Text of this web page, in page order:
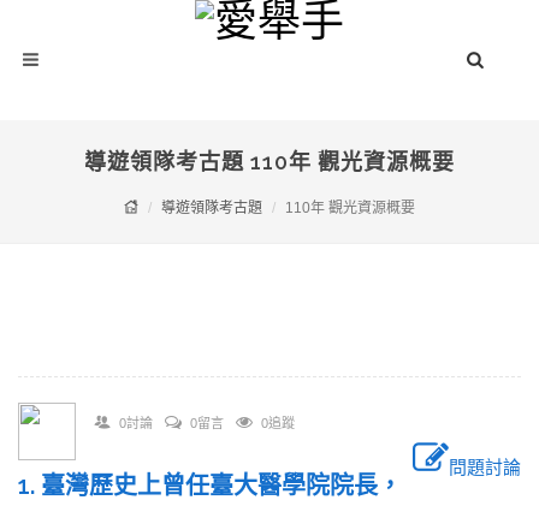
導遊領隊考古題 110年 觀光資源概要
導遊領隊考古題 110年 觀光資源概要
0討論 0留言 0追蹤
問題討論
1. 臺灣歷史上曾任臺大醫學院院長，